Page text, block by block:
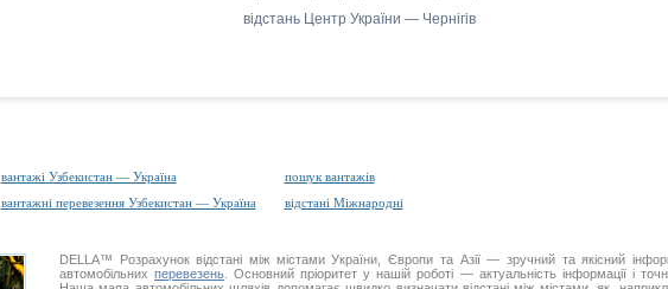
відстань Центр України — Чернігів
вантажі Узбекистан — Україна
пошук вантажів
вантажні перевезення Узбекистан — Україна відстані Міжнародні
DELLA™ Розрахунок відстані між містами України, Європи та Азії — зручний та якісний
автомобільнихперевезень . Основний пріоритет у нашій роботі — актуальність інформації і